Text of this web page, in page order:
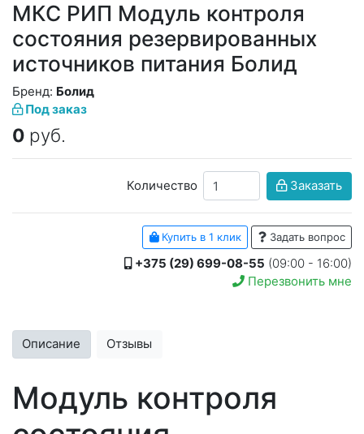
МКС РИП Модуль контроля
состояния резервированных
источников питания Болид
Под заказ
Бренд: Болид
0 руб.
Количество Заказать
Купить в 1 клик Задать вопрос
+375 (29) 699-08-55 (09:00 - 16:00)
Перезвонить мне
Описание Отзывы
Модуль контроля